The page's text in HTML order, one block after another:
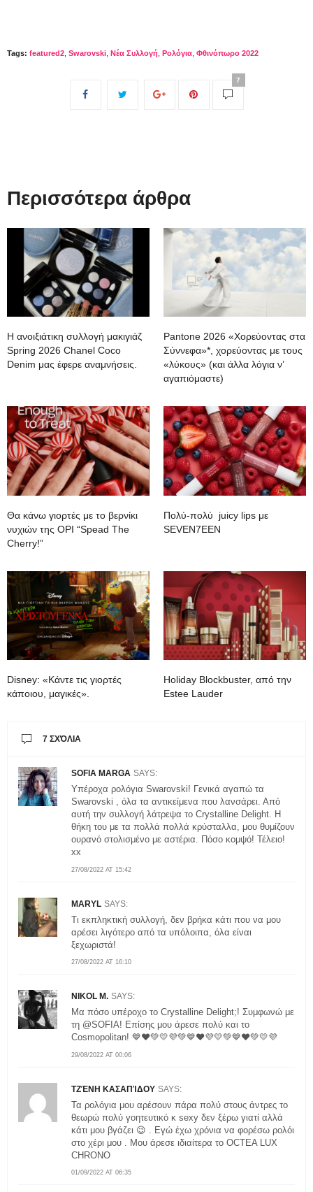
Tags: featured2 Swarovski Νέα Συλλογή Ρολόγια Φθινόπωρο 2022
7
Περισσότερα άρθρα
Η ανοιξιάτικη συλλογή μακιγιάζ
Spring 2026 Chanel Coco
Denim μας έφερε αναμνήσεις.
Pantone 2026 «Χορεύοντας στα
Σύννεφα»*, χορεύοντας με τους
«λύκους» (και άλλα λόγια ν’
αγαπιόμαστε)
Θα κάνω γιορτές με το βερνίκι
νυχιών της OPI “Spead The
Cherry!”
Πολύ-πολύ juicy lips με
SEVEN7EEN
Disney: «Κάντε τις γιορτές
κάποιου, μαγικές».
Holiday Blockbuster, από την
Estee Lauder
7 ΣΧΌΛΙΑ
SOFIA MARGA SAYS:
27/08/2022 AT 15:42
Υπέροχα ρολόγια Swarovski! Γενικά αγαπώ τα
Swarovski , όλα τα αντικείμενα που λανσάρει. Από
αυτή την συλλογή λάτρεψα το Crystalline Delight. Η
θήκη του με τα πολλά πολλά κρύσταλλα, μου θυμίζουν
ουρανό στολισμένο με αστέρια. Πόσο κομψό! Τέλειο!
xx
MARYL SAYS:
27/08/2022 AT 16:10
Τι εκπληκτική συλλογή, δεν βρήκα κάτι που να μου
αρέσει λιγότερο από τα υπόλοιπα, όλα είναι
ξεχωριστά!
NIKOL M. SAYS:
29/08/2022 AT 00:06
Μα πόσο υπέροχο το Crystalline Delight;! Συμφωνώ με
τη @SOFIA! Επίσης μου άρεσε πολύ και το
Cosmopolitan! 💙❤️💚💛💜💚💙❤️💜💛💚💙❤️💚💛💜
ΤΖΈΝΗ ΚΑΣΑΠΊΔΟΥ SAYS:
01/09/2022 AT 06:35
Τα ρολόγια μου αρέσουν πάρα πολύ στους άντρες το
θεωρώ πολύ γοητευτικό κ sexy δεν ξέρω γιατί αλλά
κάτι μου βγάζει 😉 . Εγώ έχω χρόνια να φορέσω ρολόι
στο χέρι μου . Μου άρεσε ιδιαίτερα το OCTEA LUX
CHRONO